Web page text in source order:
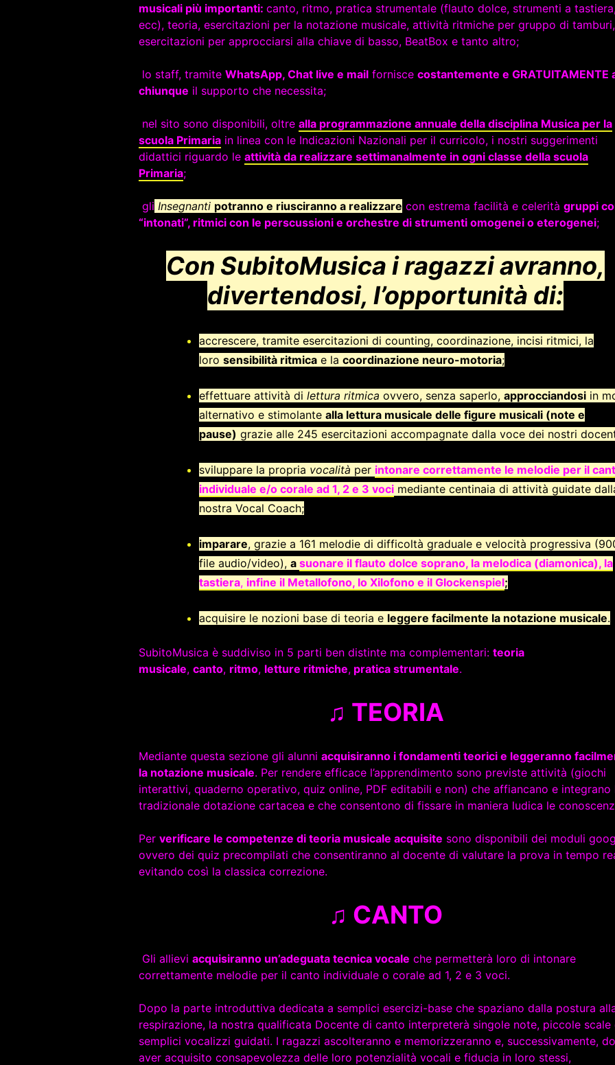
musicali più importanti: canto, ritmo, pratica strumentale (flauto dolce, strumenti a
ecc), teoria, esercitazioni per la notazione musicale, attività ritmiche per gruppo di tamburi,
esercitazioni per approcciarsi alla chiave di basso, BeatBox e tanto altro;
lo staff, tramite WhatsApp, Chat live e mailfornisce costantemente e GRATUITAMENTE
chiunque il supporto che necessita;
nel sito sono disponibili, oltre alla programmazione annuale della disciplina Musica per la
scuola Primariain linea con le Indicazioni Nazionali per il curricolo, i nostri suggerimenti
didattici riguardo le attività da realizzare settimanalmente in ogni classe della scuola
Primaria;
gli Insegnanti potranno e riusciranno a realizzare con estrema facilità e celerità gruppi
“intonati”, ritmici con le perscussioni e orchestre di strumenti omogenei o eterogenei;
Con SubitoMusica i ragazzi avranno,
divertendosi, l’opportunità di:
accrescere, tramite esercitazioni di counting, coordinazione, incisi ritmici, la
loro sensibilità ritmicae la coordinazione neuro-motoria;
effettuare attività di lettura ritmica ovvero, senza saperlo, approcciandosiin
alternativo e stimolante alla lettura musicale delle figure musicali (note e
pause) grazie alle 245 esercitazioni accompagnate dalla voce dei nostri
sviluppare la propria vocalità per intonare correttamente le melodie per il
individuale e/o corale ad 1, 2 e 3 vocimediante centinaia di attività guidate
nostra Vocal Coach;
imparare, grazie a 161 melodie di difficoltà graduale e velocità progressiva
file audio/video), a suonare il flauto dolce soprano, la melodica (diamonica), la
tastiera, infine il Metallofono, lo Xilofono e il Glockenspiel;
acquisire le nozioni base di teoria e leggere facilmente la notazione musicale.
SubitoMusica è suddiviso in 5 parti ben distinte ma complementari: teoria
musicale, canto, ritmo, letture ritmiche,pratica strumentale.
♫ TEORIA
Mediante questa sezione gli alunni acquisiranno i fondamenti teorici e leggeranno
la notazione musicale. Per rendere efficace l’apprendimento sono previste attività (giochi
interattivi, quaderno operativo, quiz online, PDF editabili e non) che affiancano e integrano
tradizionale dotazione cartacea e che consentono di fissare in maniera ludica le
Per verificare le competenze di teoria musicale acquisite sono disponibili dei moduli
ovvero dei quiz precompilati che consentiranno al docente di valutare la prova in tempo
evitando così la classica correzione.
♫ CANTO
Gli allievi acquisiranno un’adeguata tecnica vocale che permetterà loro di intonare
correttamente melodie per il canto individuale o corale ad 1, 2 e 3 voci.
Dopo la parte introduttiva dedicata a semplici esercizi-base che spaziano dalla postura
respirazione, la nostra qualificata Docente di canto interpreterà singole note, piccole scale
semplici vocalizzi guidati. I ragazzi ascolteranno e memorizzeranno e, successivamente,
aver acquisito consapevolezza delle loro potenzialità vocali e fiducia in loro stessi,